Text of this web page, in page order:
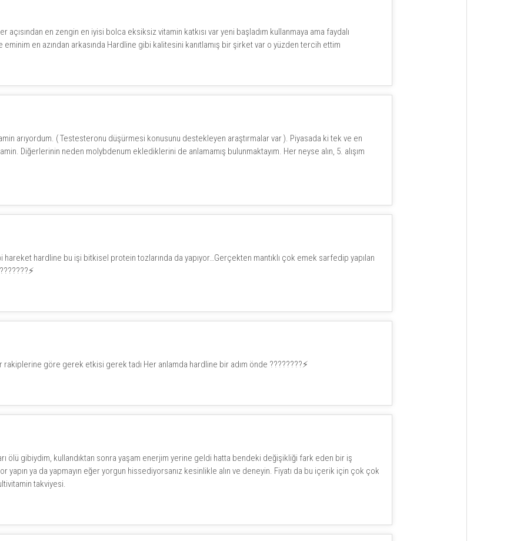
açısından en zengin en iyisi bolca eksiksiz vitamin katkısı var yeni başladım kullanmaya ama faydalı
en azından arkasında Hardline gibi kalitesini kanıtlamış bir şirket var o yüzden tercih ettim
arıyordum. ( Testesteronu düşürmesi konusunu destekleyen araştırmalar var ). Piyasada ki tek ve en
Diğerlerinin neden molybdenum eklediklerini de anlamamış bulunmaktayım. Her neyse alın, 5. alışım
hareket hardline bu işi bitkisel protein tozlarında da yapıyor…Gerçekten mantıklı çok emek sarfedip yapılan
rakiplerine göre gerek etkisi gerek tadı Her anlamda hardline bir adım önde ????????⚡️
ölü gibiydim, kullandıktan sonra yaşam enerjim yerine geldi hatta bendeki değişikliği fark eden bir iş
yapın ya da yapmayın eğer yorgun hissediyorsanız kesinlikle alın ve deneyin. Fiyatı da bu içerik için çok çok
takviyesi.